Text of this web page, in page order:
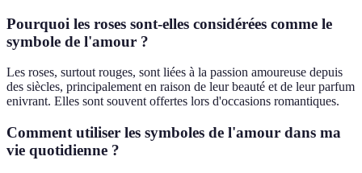
Pourquoi les roses sont-elles considérées comme le
symbole de l'amour ?
Les roses, surtout rouges, sont liées à la passion amoureuse depuis
des siècles, principalement en raison de leur beauté et de leur parfum
enivrant. Elles sont souvent offertes lors d'occasions romantiques.
Comment utiliser les symboles de l'amour dans ma
vie quotidienne ?